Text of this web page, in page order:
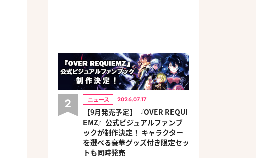
2 ニュース 2026.07.17
【9月発売予定】『OVER REQUI
EMZ』公式ビジュアルファンブ
ックが制作決定！ キャラクター
を選べる豪華グッズ付き限定セッ
トも同時発売